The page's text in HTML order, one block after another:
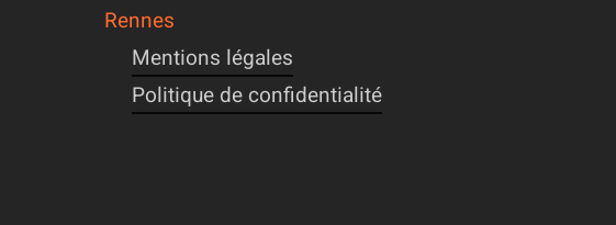
Rennes
Mentions légales
Politique de confidentialité